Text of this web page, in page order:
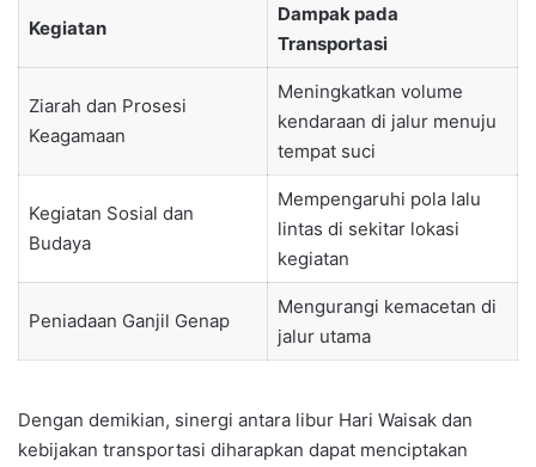
Kegiatan
Dampak pada
Transportasi
Ziarah dan Prosesi
Keagamaan
Meningkatkan volume
kendaraan di jalur menuju
tempat suci
Kegiatan Sosial dan
Budaya
Mempengaruhi pola lalu
lintas di sekitar lokasi
kegiatan
Peniadaan Ganjil Genap
Mengurangi kemacetan di
jalur utama
Dengan demikian, sinergi antara libur Hari Waisak dan
kebijakan transportasi diharapkan dapat menciptakan